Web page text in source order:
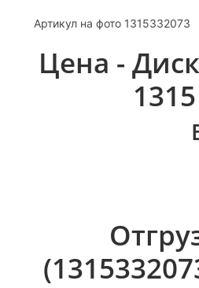
Артикул на фото 1315332073
Цена -